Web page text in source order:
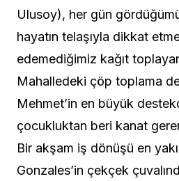
Ulusoy), her gün
hayatın telaşıyla dikkat
edemediğimiz kağıt
Mahalledeki çöp toplama
Mehmet’in en büyük
çocukluktan beri kanat
Bir akşam iş dönüşü en
Gonzales’in çekçek